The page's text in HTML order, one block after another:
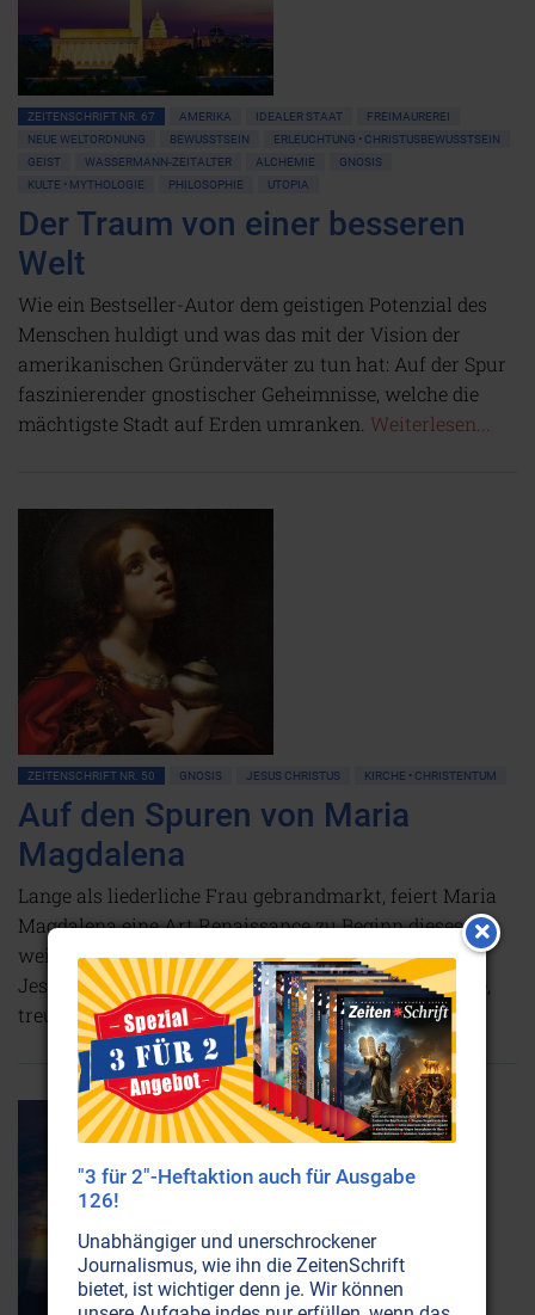
ZEITENSCHRIFT NR. 67 AMERIKA IDEALER STAAT
FREIMAUREREI
NEUE WELTORDNUNG
BEWUSSTSEIN
ERLEUCHTUNG • CHRISTUSBEWUSSTSEIN
GEIST
WASSERMANN-ZEITALTER ALCHEMIE
GNOSIS
KULTE • MYTHOLOGIE
PHILOSOPHIE UTOPIA
Der Traum von einer besseren
Welt
Wie ein Bestseller-Autor dem geistigen Potenzial des
Menschen huldigt und was das mit der Vision der
amerikanischen Gründerväter zu tun hat: Auf der Spur
faszinierender gnostischer Geheimnisse, welche die
mächtigste Stadt auf Erden umranken. Weiterlesen...
ZEITENSCHRIFT NR. 50 GNOSIS JESUS CHRISTUS KIRCHE • CHRISTENTUM
Auf den Spuren von Maria
Magdalena
Lange als liederliche Frau gebrandmarkt, feiert Maria
Magdalena eine Art Renaissance zu Beginn dieses
weiblichen Zeitalters. Endlich wagt man, die Gattin
Jesu als das zu sehen, was sie war: eine vortreffliche,
treue und hingebungsvolle Jüngerin.Weiterlesen...
"3 für 2"-Heftaktion auch für Ausgabe
126!
Unabhängiger und unerschrockener
Journalismus, wie ihn die ZeitenSchrift
bietet, ist wichtiger denn je. Wir können